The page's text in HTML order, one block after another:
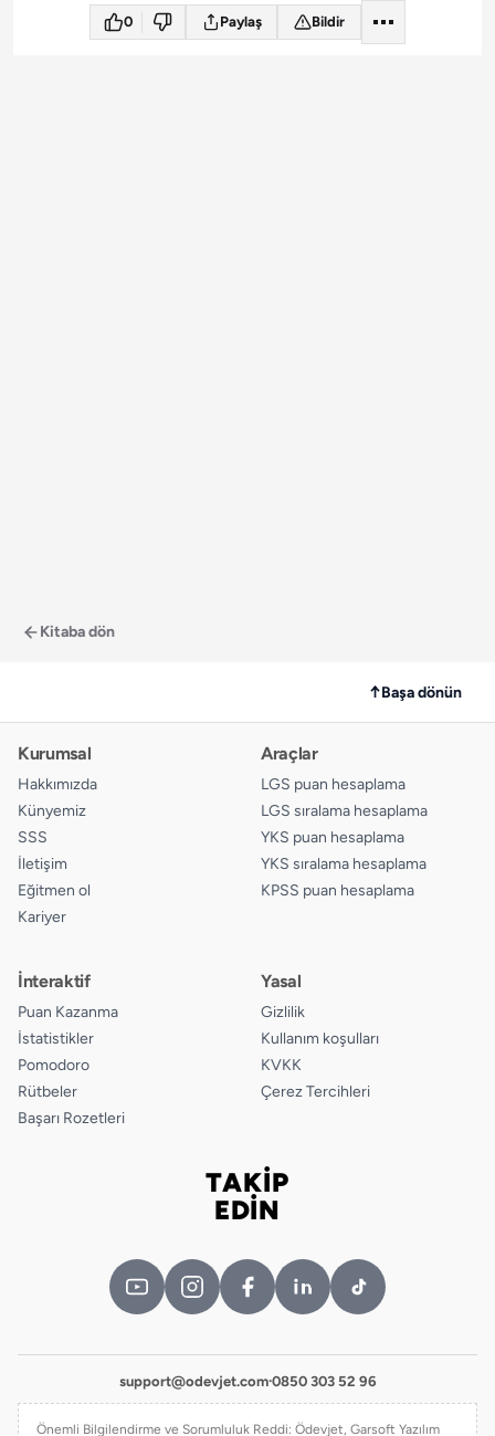
0 Paylaş Bildir
Kitaba dön
↑Başa dönün
Kurumsal
Hakkımızda
Künyemiz
SSS
İletişim
Eğitmen ol
Kariyer
Araçlar
LGS puan hesaplama
LGS sıralama hesaplama
YKS puan hesaplama
YKS sıralama hesaplama
KPSS puan hesaplama
İnteraktif
Puan Kazanma
İstatistikler
Pomodoro
Rütbeler
Başarı Rozetleri
Yasal
Gizlilik
Kullanım koşulları
KVKK
Çerez Tercihleri
TAKİP
EDİN
support@odevjet.com·0850 303 52 96
Önemli Bilgilendirme ve Sorumluluk Reddi: Ödevjet, Garsoft Yazılım